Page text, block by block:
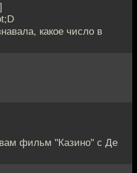
какое число в
фильм "Казино" с Де